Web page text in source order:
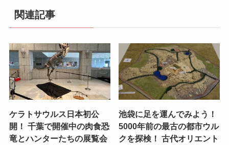
関連記事
ケラトサウルス日本初公
開！ 千葉で開催中の肉食恐
竜とハンターたちの展覧会
池袋に足を運んでみよう！
5000年前の最古の都市ウル
クを探検！ 古代オリエント